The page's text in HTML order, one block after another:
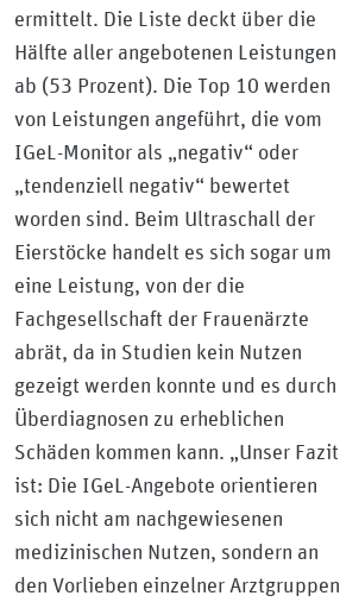
ermittelt. Die Liste deckt über die
Hälfte aller angebotenen Leistungen
ab (53 Prozent). Die Top 10 werden
von Leistungen angeführt, die vom
IGeL-Monitor als „negativ“ oder
„tendenziell negativ“ bewertet
worden sind. Beim Ultraschall der
Eierstöcke handelt es sich sogar um
eine Leistung, von der die
Fachgesellschaft der Frauenärzte
abrät, da in Studien kein Nutzen
gezeigt werden konnte und es durch
Überdiagnosen zu erheblichen
Schäden kommen kann. „Unser Fazit
ist: Die IGeL-Angebote orientieren
sich nicht am nachgewiesenen
medizinischen Nutzen, sondern an
den Vorlieben einzelner Arztgruppen